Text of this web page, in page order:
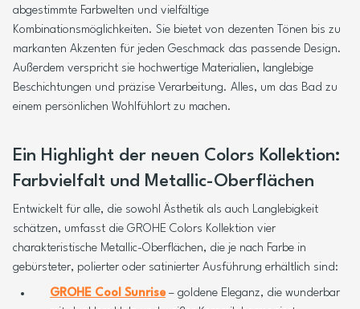
abgestimmte Farbwelten und vielfältige
Kombinationsmöglichkeiten. Sie bietet von dezenten Tönen bis zu
markanten Akzenten für jeden Geschmack das passende Design.
Außerdem verspricht sie hochwertige Materialien, langlebige
Beschichtungen und präzise Verarbeitung. Alles, um das Bad zu
einem persönlichen Wohlfühlort zu machen.
Ein Highlight der neuen Colors Kollektion:
Farbvielfalt und Metallic-Oberflächen
Entwickelt für alle, die sowohl Ästhetik als auch Langlebigkeit
schätzen, umfasst die GROHE Colors Kollektion vier
charakteristische Metallic-Oberflächen, die je nach Farbe in
gebürsteter, polierter oder satinierter Ausführung erhältlich sind:
GROHE Cool Sunrise– goldene Eleganz, die wunderbar